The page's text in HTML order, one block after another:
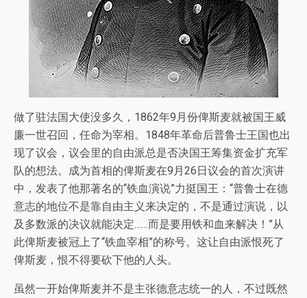
做了驻法国大使没多久，1862年9月份俾斯麦就被国王威
廉一世召回，任命为宰相。1848年革命后普鲁士王国也出
现了议会，议会里的自由派总是否决国王筹集资金扩充军
队的想法。成为首相的俾斯麦在9月26日议会的首次演讲
中，发表了他那著名的“铁血演说”力挺国王：“普鲁士在德
意志的地位不是靠自由主义来决定的，不是通过演说，以
及多数派的决议就能决定……而是要用铁和血来解决！”从
此俾斯麦被冠上了“铁血宰相”的称号。这让自由派恨死了
俾斯麦，恨不得要砍下他的人头。
虽然一开始俾斯麦并不是主张德意志统一的人，不过既然